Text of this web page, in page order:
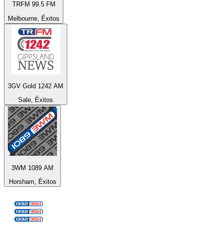
TRFM 99.5 FM
Melbourne, Éxitos
3GV Gold 1242 AM
Sale, Éxitos
3WM 1089 AM
Horsham, Éxitos